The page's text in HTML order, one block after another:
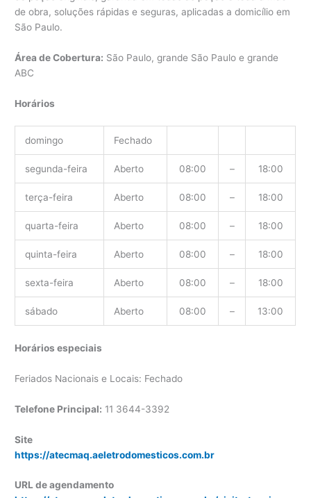
de obra, soluções rápidas e seguras, aplicadas a domicílio em
São Paulo.
Área de Cobertura: São Paulo, grande São Paulo e grande
ABC
Horários
domingo Fechado
segunda-feira Aberto 08:00 – 18:00
terça-feira Aberto 08:00 – 18:00
quarta-feira Aberto 08:00 – 18:00
quinta-feira Aberto 08:00 – 18:00
sexta-feira Aberto 08:00 – 18:00
sábado Aberto 08:00 – 13:00
Horários especiais
Feriados Nacionais e Locais: Fechado
Telefone Principal: 11 3644-3392
Site
https://atecmaq.aeletrodomesticos.com.br
URL de agendamento